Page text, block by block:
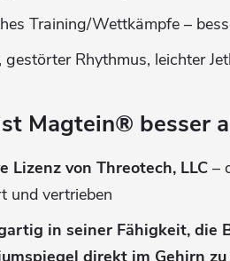
Training/Wettkämpfe –
gestörter Rhythmus, leichter
Magtein® besser
Lizenz von Threotech, LLC –
und vertrieben
in seiner Fähigkeit, die
direkt im Gehirn